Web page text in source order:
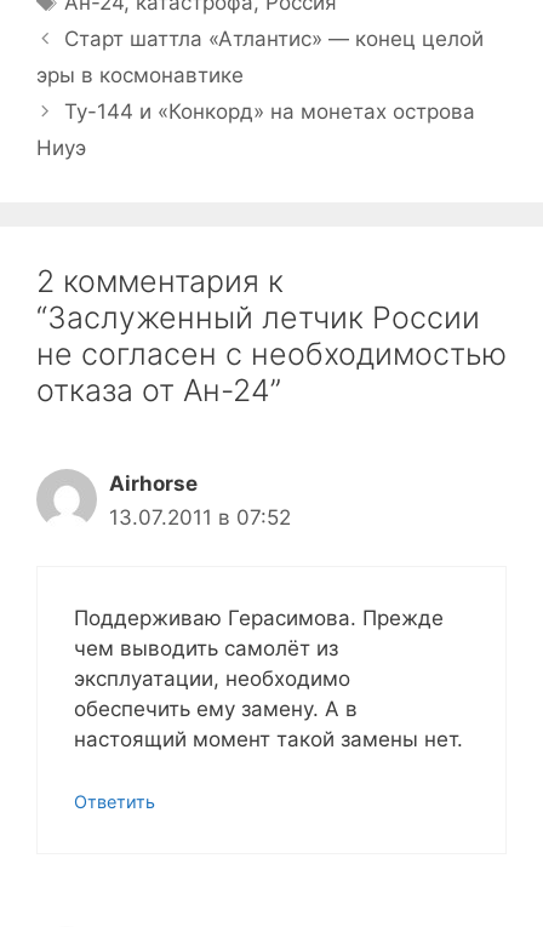
Старт шаттла «Атлантис» — конец целой
эры в космонавтике
Ту-144 и «Конкорд» на монетах острова
Ниуэ
2 комментария к
“Заслуженный летчик России
не согласен с необходимостью
отказа от Ан-24”
Airhorse
13.07.2011 в 07:52
Поддерживаю Герасимова. Прежде
чем выводить самолёт из
эксплуатации, необходимо
обеспечить ему замену. А в
настоящий момент такой замены нет.
Ответить